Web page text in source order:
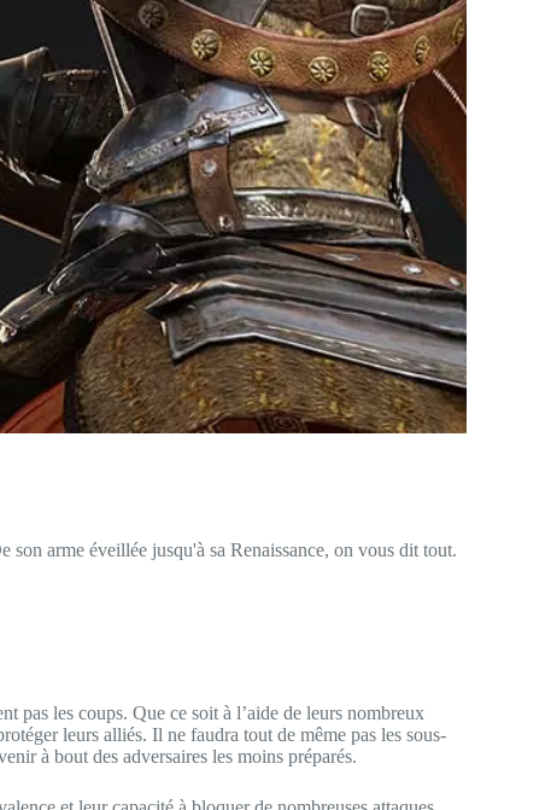
arme éveillée jusqu'à sa Renaissance, on vous dit tout.
pas les coups. Que ce soit à l’aide de leurs nombreux
leurs alliés. Il ne faudra tout de même pas les sous-
à bout des adversaires les moins préparés.